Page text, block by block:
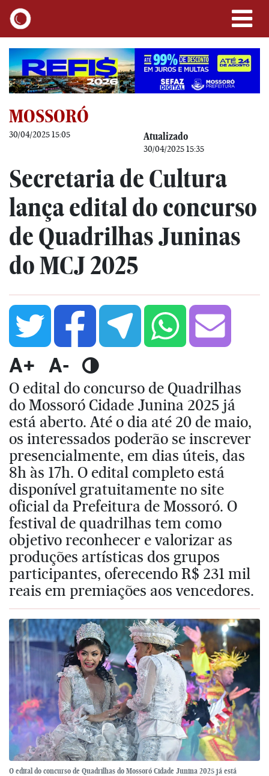
MOSSORÓ
30/04/2025 15:05 Atualizado
30/04/2025 15:35
Secretaria de Cultura
lança edital do concurso
de Quadrilhas Juninas
do MCJ 2025
A+ A-
O edital do concurso de Quadrilhas
do Mossoró Cidade Junina 2025 já
está aberto. Até o dia até 20 de maio,
os interessados poderão se inscrever
presencialmente, em dias úteis, das
8h às 17h. O edital completo está
disponível gratuitamente no site
oficial da Prefeitura de Mossoró. O
festival de quadrilhas tem como
objetivo reconhecer e valorizar as
produções artísticas dos grupos
participantes, oferecendo R$ 231 mil
reais em premiações aos vencedores.
O edital do concurso de Quadrilhas do Mossoró Cidade Junina 2025 já está